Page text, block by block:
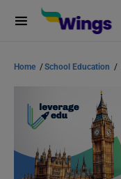
Home /School Education /